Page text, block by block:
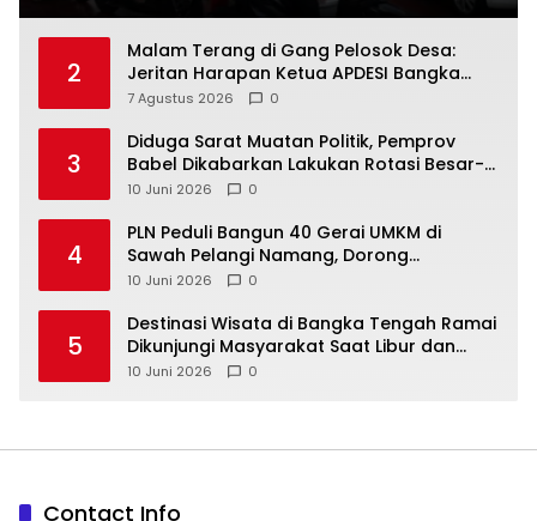
2
Malam Terang di Gang Pelosok Desa:
Jeritan Harapan Ketua APDESI Bangka
Tengah untuk PLN Babel
7 Agustus 2026 0
3
‎Diduga Sarat Muatan Politik, Pemprov
Babel Dikabarkan Lakukan Rotasi Besar-
10 Juni 2026 0
4
‎PLN Peduli Bangun 40 Gerai UMKM di
Sawah Pelangi Namang, Dorong
10 Juni 2026 0
5
‎Destinasi Wisata di Bangka Tengah Ramai
Dikunjungi Masyarakat Saat Libur dan
Akhir Pekan
10 Juni 2026 0
Contact Info